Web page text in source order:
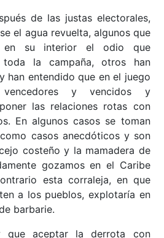
de las justas electorales,
el agua revuelta, algunos que
en su interior el odio que
toda la campaña, otros han
han entendido que en el juego
y vencidos y
las relaciones rotas con
En algunos casos se toman
casos anecdóticos y son
costeño y la mamadera de
gozamos en el Caribe
esta corraleja, en que
a los pueblos, explotaría en
barbarie.
que aceptar la derrota con